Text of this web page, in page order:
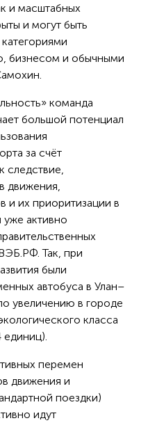
и масштабных
и могут быть
бизнесом и обычными
команда
большой потенциал
за счёт
следствие,
движения,
и их приоритизации в
уже активно
Так, при
были
автобуса в Улан–
увеличению в городе
класса
перемен
движения и
поездки)
идут